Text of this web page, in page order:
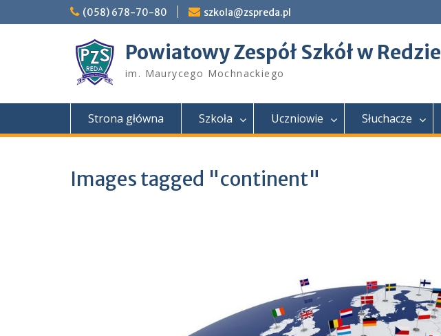
to
(058) 678-70-80 szkola@zspreda.pl
Powiatowy Zespół Szkół w Redzie
im. Maurycego Mochnackiego
Strona główna Szkoła Uczniowie Słuchacze
Images tagged "continent"